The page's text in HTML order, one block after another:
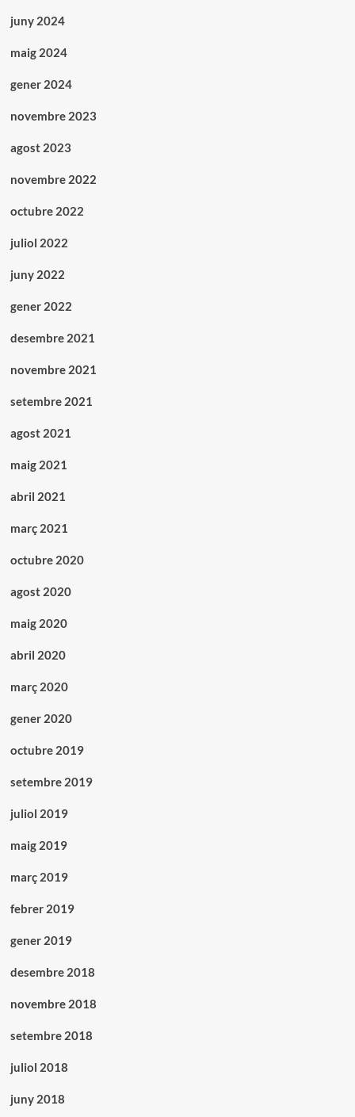
juny 2024
maig 2024
gener 2024
novembre 2023
agost 2023
novembre 2022
octubre 2022
juliol 2022
juny 2022
gener 2022
desembre 2021
novembre 2021
setembre 2021
agost 2021
maig 2021
abril 2021
març 2021
octubre 2020
agost 2020
maig 2020
abril 2020
març 2020
gener 2020
octubre 2019
setembre 2019
juliol 2019
maig 2019
març 2019
febrer 2019
gener 2019
desembre 2018
novembre 2018
setembre 2018
juliol 2018
juny 2018